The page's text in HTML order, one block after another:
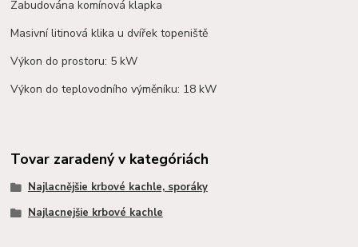
Zabudována komínová klapka
Masivní litinová klika u dvířek topeniště
Výkon do prostoru: 5 kW
Výkon do teplovodního výměníku: 18 kW
Tovar zaradený v kategóriách
Najlacnějšie krbové kachle, sporáky
Najlacnejšie krbové kachle